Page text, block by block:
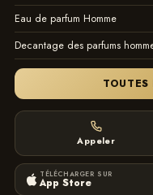
Eau de parfum Homme
Decantage des parfums
TOUTES
Appeler
TÉLÉCHARGER SUR
App Store